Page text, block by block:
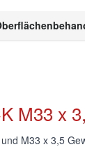
M33 x
M33 x 3,5